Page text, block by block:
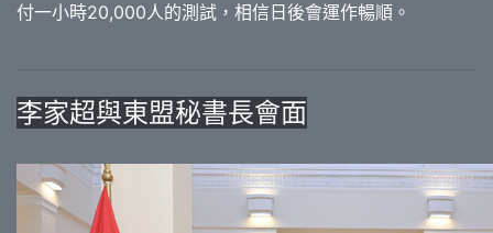
付一小時20,000人的測試，相信日後會運作暢順。
李家超與東盟秘書長會面